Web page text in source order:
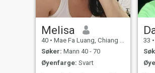
Melisa
40 • Mae Fa Luang, Chiang Rai, Thailand
Søker: Mann 40 - 70
Øyenfarge: Svart
33 •